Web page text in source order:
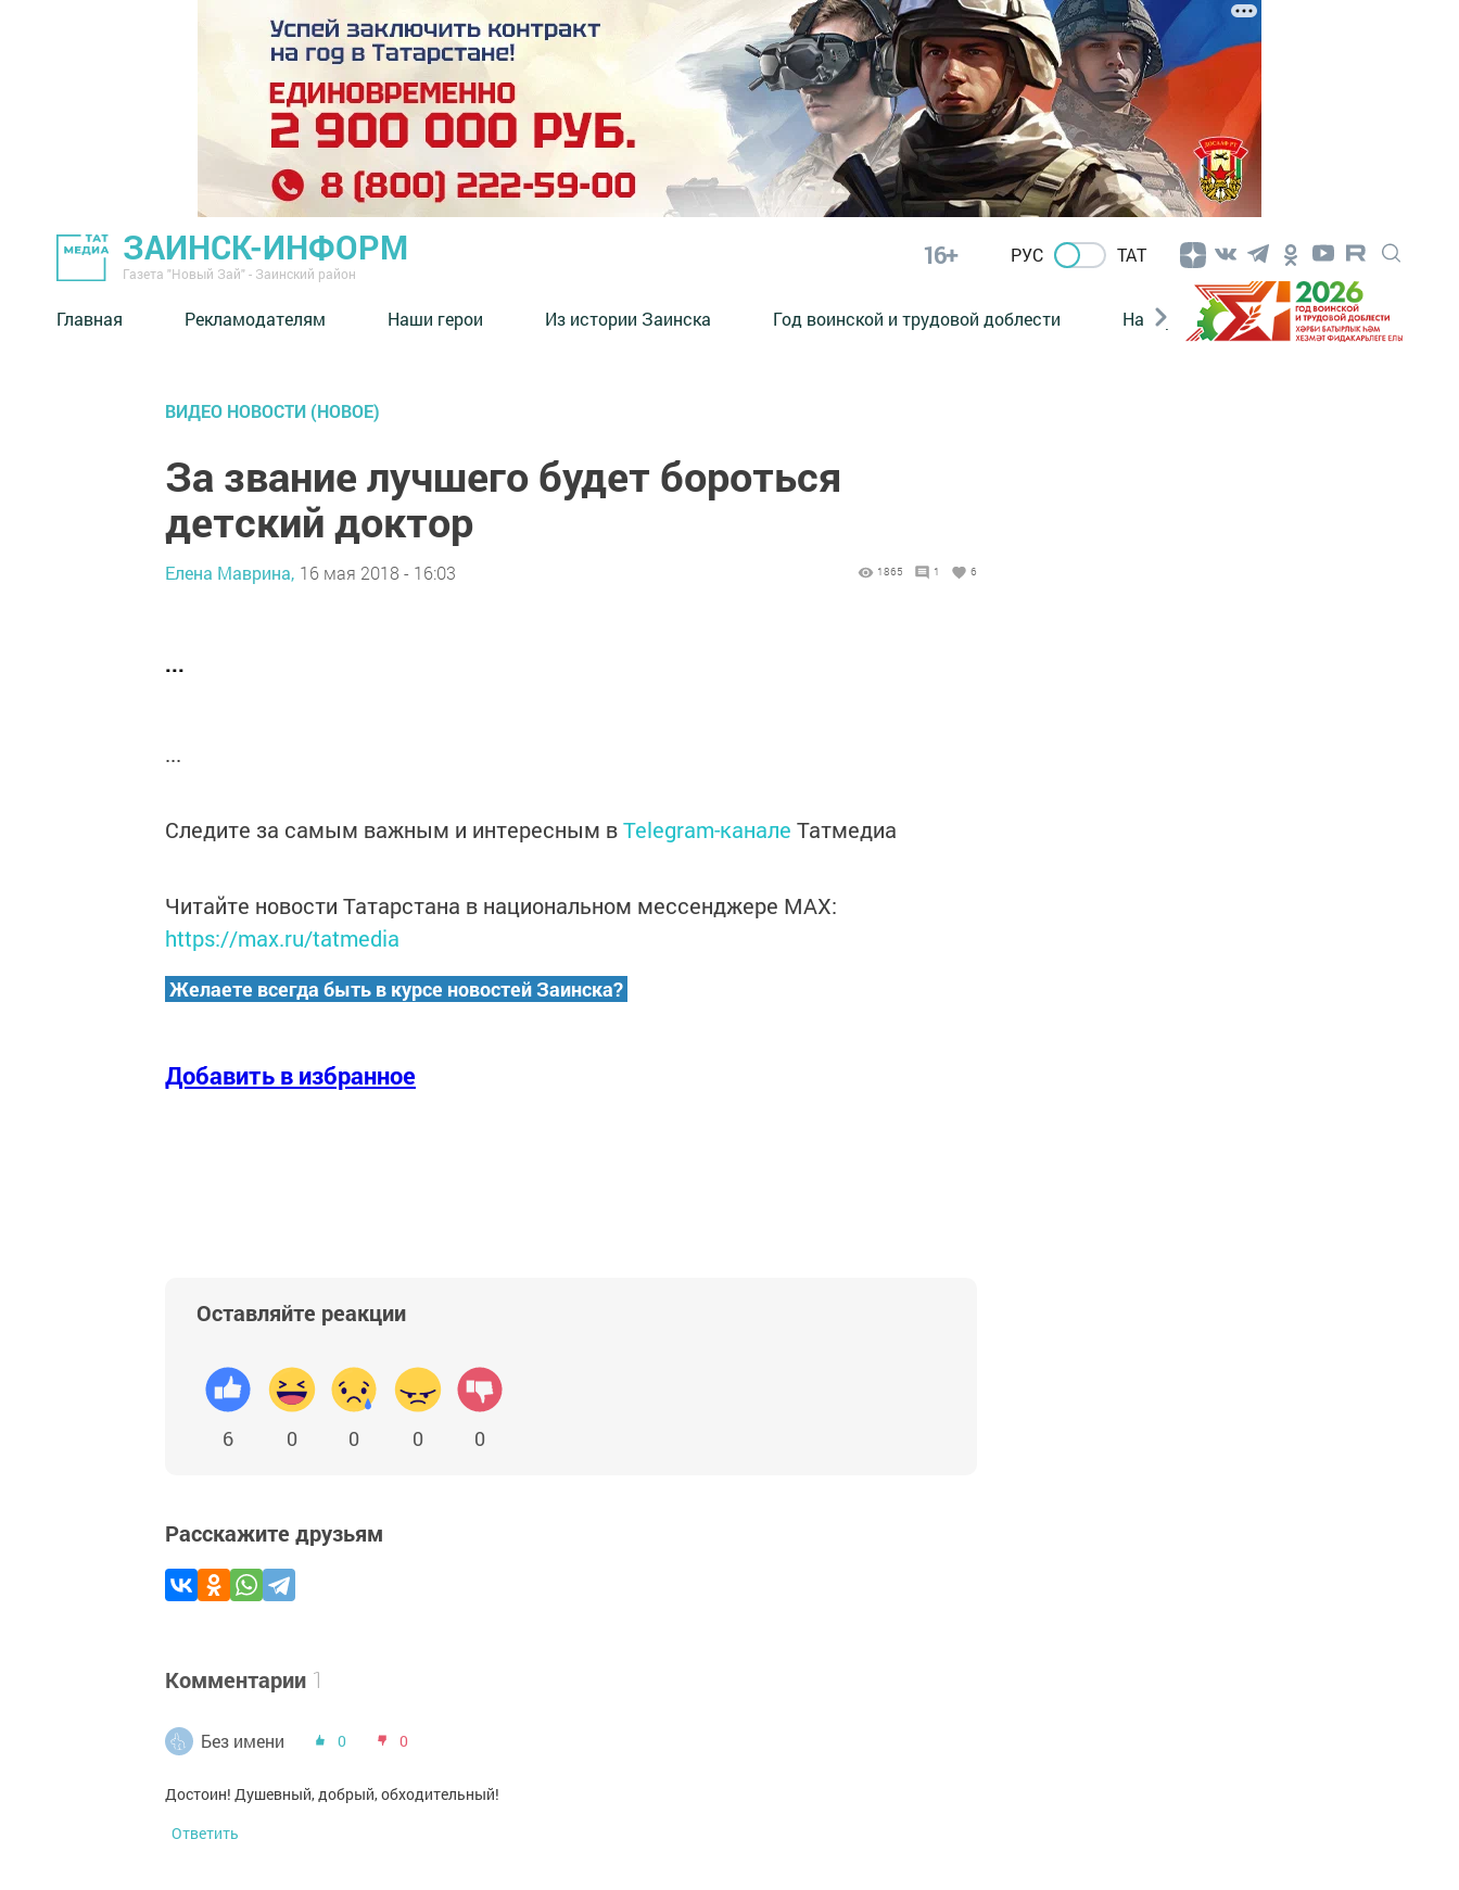
ЗАИНСК-ИНФОРМ
Газета "Новый Зай" - Заинский район
16+ РУС ТАТ
Главная Рекламодателям Наши герои Из истории Заинска Год воинской и трудовой доблести Нацпроекты Поколение будущего
ВИДЕО НОВОСТИ (НОВОЕ)
За звание лучшего будет бороться
детский доктор
Елена Маврина, 16 мая 2018 - 16:03 1865 1 6
...
...
Следите за самым важным и интересным вTelegram-канале Татмедиа
Читайте новости Татарстана в национальном мессенджере MАХ:
https://max.ru/tatmedia
Желаете всегда быть в курсе новостей Заинска?
Добавить в избранное
Оставляйте реакции
6 0 0 0 0
Расскажите друзьям
Комментарии 1
Без имени 0 0
Достоин! Душевный, добрый, обходительный!
Ответить